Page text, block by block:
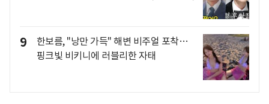
9
한보름, "낭만 가득" 해변 비주얼 포착…
핑크빛 비키니에 러블리한 자태